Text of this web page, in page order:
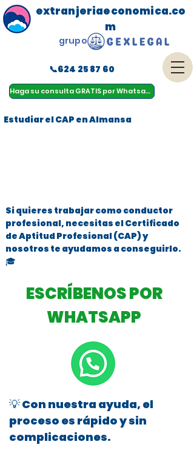
Haga su consulta GRATIS por Whatsapp
menu
extranjeriaeconomica.co
m
📞624 25 87 60
grupo
Estudiar el CAP en Almansa
Si quieres trabajar como conductor
profesional, necesitas el Certificado
de Aptitud Profesional (CAP) y
nosotros te ayudamos a conseguirlo.
🎓
ESCRÍBENOS POR
WHATSAPP
💡 Con nuestra ayuda, el
proceso es rápido y sin
complicaciones.